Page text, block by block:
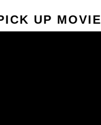
UP MOVIE